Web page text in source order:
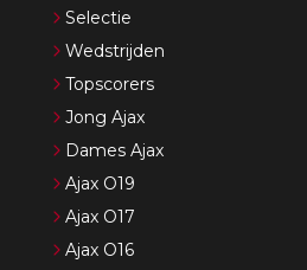
Selectie
Wedstrijden
Topscorers
Jong Ajax
Dames Ajax
Ajax O19
Ajax O17
Ajax O16